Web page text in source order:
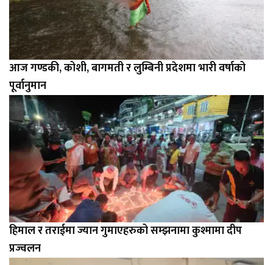
आज गण्डकी, कोशी, बागमती र लुम्बिनी प्रदेशमा भारी वर्षाको
पूर्वानुमान
हिमाल र तराईमा ज्यान गुमाएहरुको सम्झनामा कुश्मामा दीप
प्रज्वलन